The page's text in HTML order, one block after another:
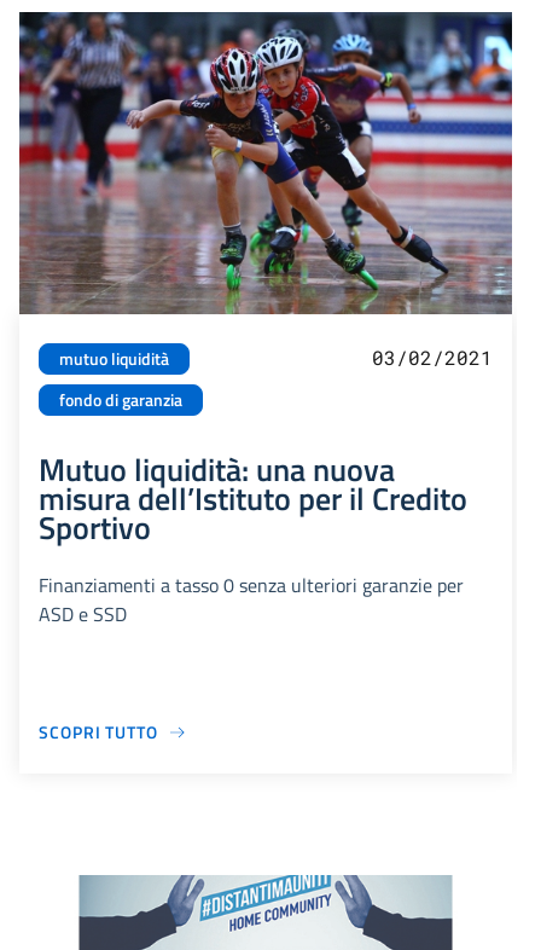
mutuo liquidità
fondo di garanzia
03/02/2021
Mutuo liquidità: una nuova
misura dell’Istituto per il Credito
Sportivo
Finanziamenti a tasso 0 senza ulteriori garanzie per
ASD e SSD
SCOPRI TUTTO